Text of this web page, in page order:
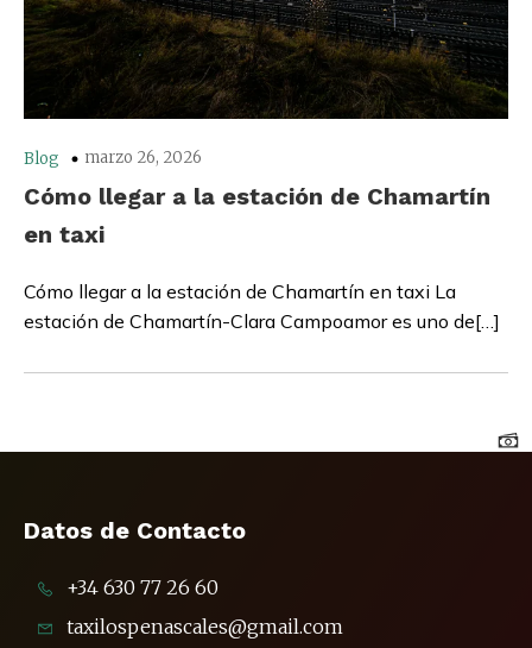
Blog marzo 26, 2026
Cómo llegar a la estación de Chamartín
en taxi
Cómo llegar a la estación de Chamartín en taxi La
estación de Chamartín-Clara Campoamor es uno de[…]
Datos de Contacto
+34 630 77 26 60
taxilospenascales@gmail.com